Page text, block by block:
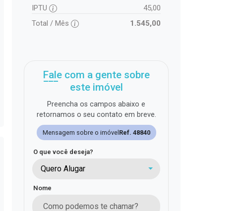
IPTU
45,00
Total / Mês
1.545,00
Fale com a gente sobre
este imóvel
Preencha os campos abaixo e
retornamos o seu contato em breve.
Mensagem sobre o imóvel Ref. 48840
O que você deseja?
Quero Alugar
Nome